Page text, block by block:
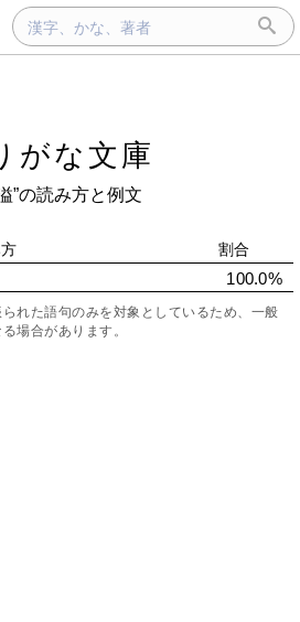
がな文庫
”の読み方と例文
割合
100.0%
れた語句のみを対象としているため、一般
場合があります。